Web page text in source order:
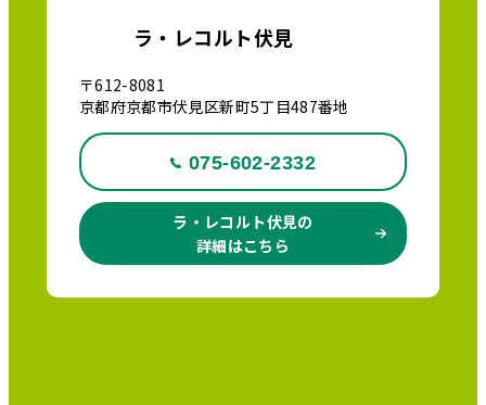
ラ・レコルト伏見
〒612-8081
京都府京都市伏見区新町5丁目487番地
075-602-2332
ラ・レコルト伏見の
詳細はこちら